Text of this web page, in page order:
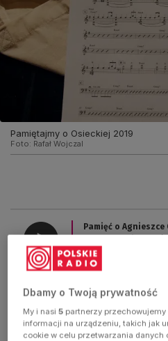
Pamiętajmy o Osieckiej 2019
Foto: Rafał Wojczal
Pamięć o
kulturalny/Trójka)
W tym roku trasa ta prowadzi ze
(oczywiście) do Sopotu,
Konkurs jest więc rodzajem
Dbamy o Twoją prywatność
My i nasi5 partnerzy
informacji na urządzeniu, takich jak
cookie w celu przetwarzania danych